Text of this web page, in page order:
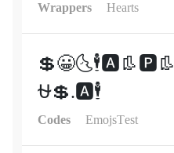
Wrappers Hearts
💲😀🌜🕴🅰👢🅿👢
⛎💲.🅰🕴
Codes EmojsTest